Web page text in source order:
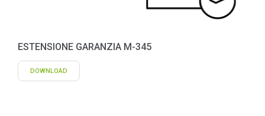
ESTENSIONE GARANZIA M-345
DOWNLOAD